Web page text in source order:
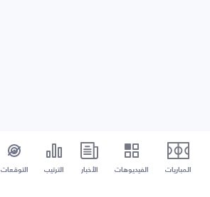
المباريات الفيديوهات الأخبار الترتيب التوقعات